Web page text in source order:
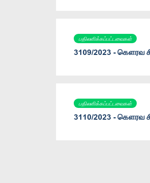
பதிலளிக்கப்பட்டவைகள்
3109/2023 - கௌரவ
பதிலளிக்கப்பட்டவைகள்
3110/2023 - கௌரவ